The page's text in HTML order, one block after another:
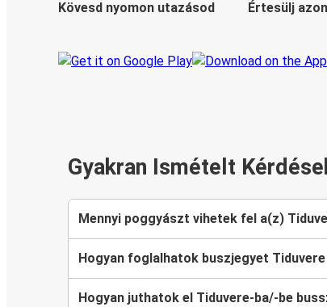
Kövesd nyomon utazásod
Értesülj
Gyakran Ismételt
Mennyi poggyászt vihetek fel a(z)
Hogyan foglalhatok buszjegyet
Hogyan juthatok el Tiduvere-ba/-be